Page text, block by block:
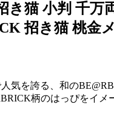
き猫 小判 千
招き猫 桃
気を誇る、和の
柄のはっぴをイ